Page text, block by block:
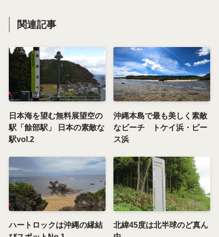
関連記事
日本海を望む無料展望空の
駅「餘部駅」 日本の素敵な
駅vol.2
沖縄本島で最も美しく素敵
なビーチ トケイ浜・ピー
ス浜
ハートロックは沖縄の縁結
北緯45度は北半球のど真ん